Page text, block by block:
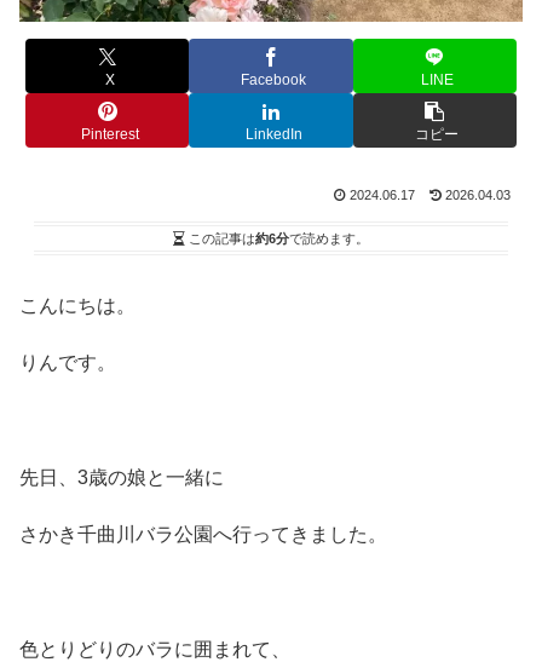
X Facebook LINE
Pinterest LinkedIn コピー
2024.06.17 2026.04.03
この記事は約6分で読めます。
こんにちは。
りんです。
先日、3歳の娘と一緒に
さかき千曲川バラ公園へ行ってきました。
色とりどりのバラに囲まれて、